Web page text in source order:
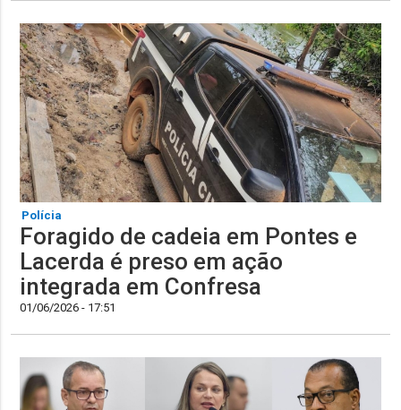
Polícia
Foragido de cadeia em Pontes e
Lacerda é preso em ação
integrada em Confresa
01/06/2026 - 17:51